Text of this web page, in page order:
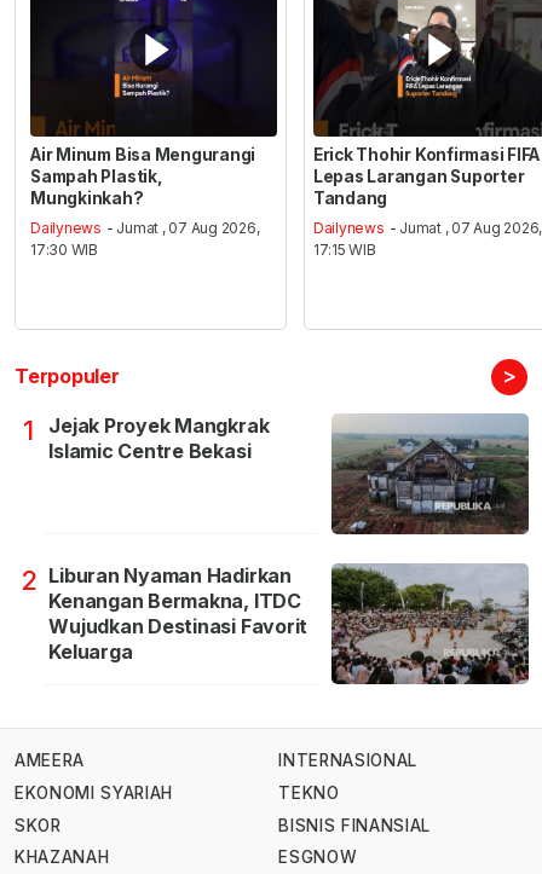
Air Minum Bisa Mengurangi
Sampah Plastik,
Mungkinkah?
Dailynews - Jumat , 07 Aug 2026,
17:30 WIB
Erick Thohir Konfirmasi FIFA
Lepas Larangan Suporter
Tandang
Dailynews - Jumat , 07 Aug 2026,
17:15 WIB
Terpopuler >
1
Jejak Proyek Mangkrak
Islamic Centre Bekasi
2 Liburan Nyaman Hadirkan
Kenangan Bermakna, ITDC
Wujudkan Destinasi Favorit
Keluarga
AMEERA
EKONOMI SYARIAH
SKOR
KHAZANAH
INTERNASIONAL
TEKNO
BISNIS FINANSIAL
ESGNOW